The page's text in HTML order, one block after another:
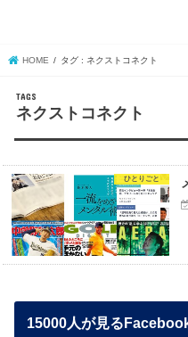
HOME タグ : ネクストコネクト
ネクストコネクト
ひとりごと
15000人が見る